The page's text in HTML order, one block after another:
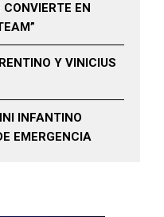
EN
Y VINICIUS
INFANTINO
EMERGENCIA